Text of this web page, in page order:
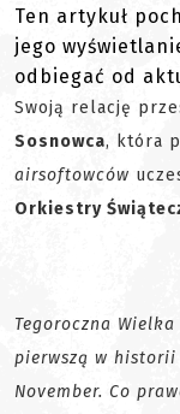
Ten artykuł
jego
odbiegać od
Swoją relację
Sosnowca, która
airsoftowców
Orkiestry
Tegoroczna
pierwszą w
November. Co